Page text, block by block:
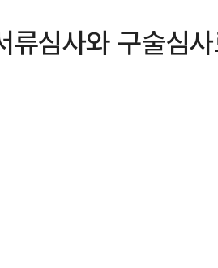
류심사와 구술심